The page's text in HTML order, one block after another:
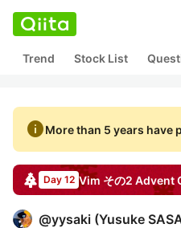
Trend Stock List
infoMore than 5 years have
Day 12 Vim その2 Advent
@yysaki (Yusuke